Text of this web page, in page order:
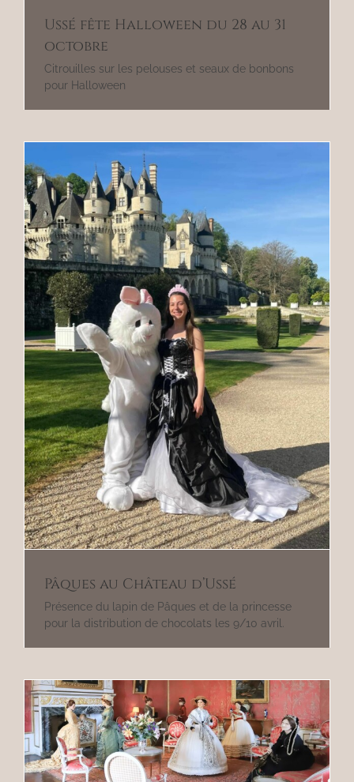
Ussé fête Halloween du 28 au 31
octobre
Citrouilles sur les pelouses et seaux de bonbons
pour Halloween
Pâques au Château d’Ussé
Présence du lapin de Pâques et de la princesse
pour la distribution de chocolats les 9/10 avril.